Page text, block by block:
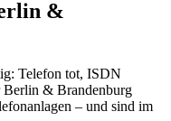
&
Telefon tot, ISDN
Berlin & Brandenburg
– und sind im